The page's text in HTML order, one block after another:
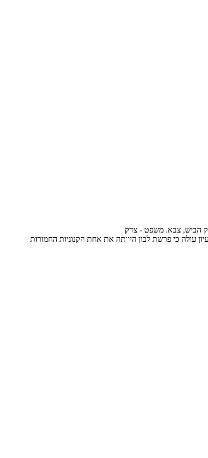
הביש, צבא. משפט - צדק
עולה כי פרשת לבון היוותה את אחת הקנוניות החמורות